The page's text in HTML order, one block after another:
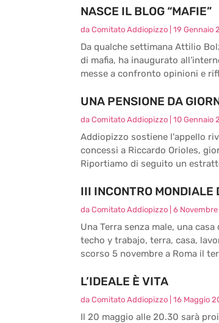
NASCE IL BLOG “MAFIE”
da Comitato Addiopizzo 19 Gennaio
Da qualche settimana Attilio
di mafia, ha inaugurato
messe a confronto opinioni e
UNA PENSIONE DA
da Comitato Addiopizzo 10 Gennaio
Addiopizzo sostiene l'appello
concessi a Riccardo Orioles,
Riportiamo di seguito un
III INCONTRO
da Comitato Addiopizzo 6
Una Terra senza male, una
techo y trabajo, terra, casa,
scorso 5 novembre a Roma il
L’IDEALE È VITA
da Comitato Addiopizzo 16 Maggio
Il 20 maggio alle 20.30 sarà